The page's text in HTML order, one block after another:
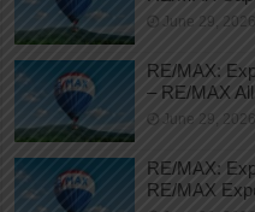
June 29, 2026
RE/MAX:
– RE/MAX
June 29, 2026
RE/MAX:
RE/MAX